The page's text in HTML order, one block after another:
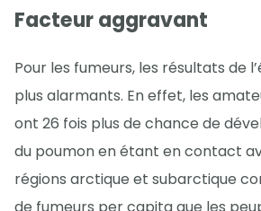
Facteur aggravant
Pour les fumeurs, les résultats de
plus alarmants. En effet, les
ont 26 fois plus de chance de
du poumon en étant en contact
régions arctique et subarctique
de fumeurs per capita que les